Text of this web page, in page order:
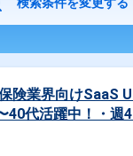
険業界向けSaaS
40代活躍中！・週